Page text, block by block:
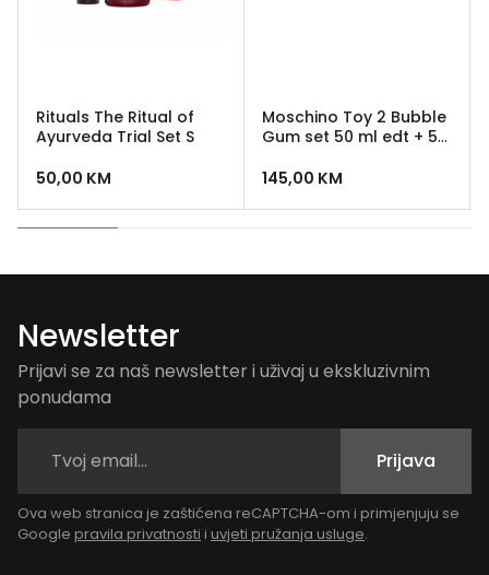
Rituals The Ritual of
Ayurveda Trial Set S
50,00 KM
Moschino Toy 2 Bubble
Gum set 50 ml edt + 50
tusiranje
145,00 KM
Newsletter
Prijavi se za naš newsletter i uživaj u ekskluzivnim
ponudama
Prijava
Ova web stranica je zaštićena reCAPTCHA-om i primjenjuju se
Google pravila privatnosti i uvjeti pružanja usluge.